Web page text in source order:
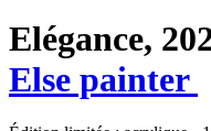
Elégance,
Else painter